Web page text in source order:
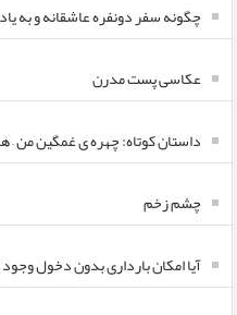
چگونه سفر دونفره عاشقانه و به
عکاسی پست مدرن
داستان کوتاه: چهره ی غمگین من –
چشم زخم
آیا امکان بارداری بدون دخول